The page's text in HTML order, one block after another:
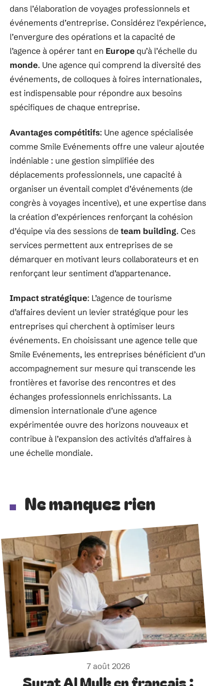
dans l’élaboration de voyages professionnels et
événements d’entreprise. Considérez l’expérience,
l’envergure des opérations et la capacité de
l’agence à opérer tant en Europequ’à l’échelle du
monde. Une agence qui comprend la diversité des
événements, de colloques à foires internationales,
est indispensable pour répondre aux besoins
spécifiques de chaque entreprise.
Avantages compétitifs: Une agence spécialisée
comme Smile Evénements offre une valeur ajoutée
indéniable : une gestion simplifiée des
déplacements professionnels, une capacité à
organiser un éventail complet d’événements (de
congrès à voyages incentive), et une expertise dans
la création d’expériences renforçant la cohésion
d’équipe via des sessions de team building. Ces
services permettent aux entreprises de se
démarquer en motivant leurs collaborateurs et en
renforçant leur sentiment d’appartenance.
Impact stratégique: L’agence de tourisme
d’affaires devient un levier stratégique pour les
entreprises qui cherchent à optimiser leurs
événements. En choisissant une agence telle que
Smile Evénements, les entreprises bénéficient d’un
accompagnement sur mesure qui transcende les
frontières et favorise des rencontres et des
échanges professionnels enrichissants. La
dimension internationale d’une agence
expérimentée ouvre des horizons nouveaux et
contribue à l’expansion des activités d’affaires à
une échelle mondiale.
Ne manquez rien
7 août 2026
Surat Al Mulk en français :